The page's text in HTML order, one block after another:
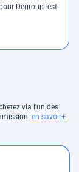
DegroupTest
via l'un des
en savoir+